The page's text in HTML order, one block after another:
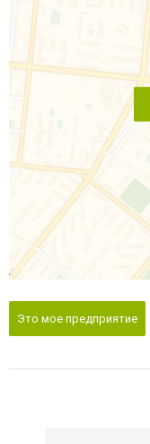
Это мое предприятие